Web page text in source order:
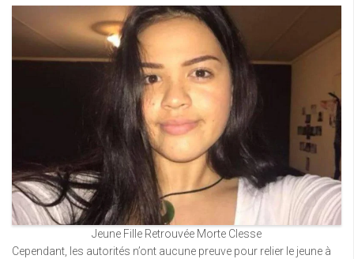
Jeune Fille Retrouvée Morte Clesse
Cependant, les autorités n’ont aucune preuve pour relier le jeune à